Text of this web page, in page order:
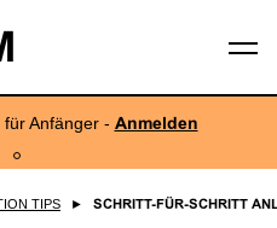
Anfänger - Anmelden
TIPS ► SCHRITT-FÜR-SCHRITT